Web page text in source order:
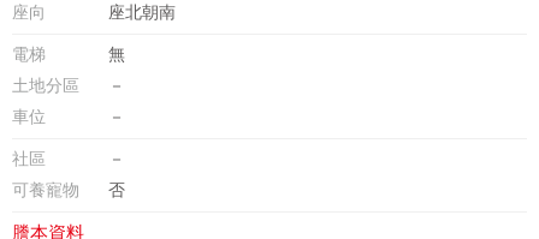
座向
座北朝南
電梯
無
土地分區
－
車位
－
社區
－
可養寵物
否
謄本資料